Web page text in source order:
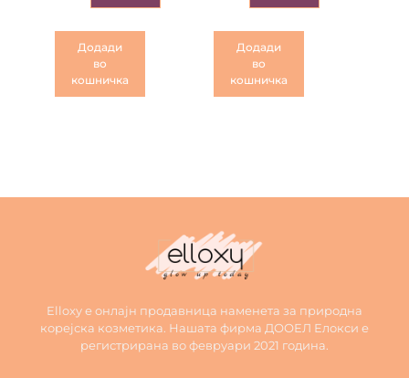
Додади
во
кошничка
Додади
во
кошничка
Elloxy е онлајн продавница наменета за природна
корејска козметика. Нашата фирма ДООЕЛ Елокси е
регистрирана во февруари 2021 година.